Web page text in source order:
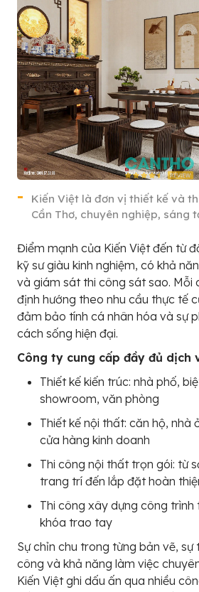
Kiến Việt là đơn vị thiết kế và
Cần Thơ, chuyên nghiệp, sáng
Điểm mạnh của Kiến Việt đến từ
kỹ sư giàu kinh nghiệm, có khả
và giám sát thi công sát sao. Mỗi
định hướng theo nhu cầu thực tế
đảm bảo tính cá nhân hóa và sự
cách sống hiện đại.
Công ty cung cấp đầy đủ dịch
Thiết kế kiến trúc: nhà phố,
showroom, văn phòng
Thiết kế nội thất: căn hộ, nhà
cửa hàng kinh doanh
Thi công nội thất trọn gói: từ
trang trí đến lắp đặt hoàn
Thi công xây dựng công trình
khóa trao tay
Sự chỉn chu trong từng bản vẽ,
công và khả năng làm việc
Kiến Việt ghi dấu ấn qua nhiều